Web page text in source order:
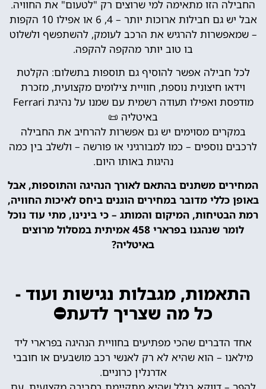
החבילה הזו מתאימה למי שרוצים רק "לטעום" את החוויה.
אבל יש גם חבילות ארוכות יותר – 4, 6 או אפילו 10 הקפות
– שמאפשרות להרגיש את הרכב לעומק, להשתפשף ולשלוט
בו טוב יותר מהקפה להקפה.
לכל חבילה אפשר להוסיף גם תוספות בתשלום: הקלטת
וידאו חיצונית נוספת, חוויית צילומים מקצועית, מזכרת
מודפסת ואפילו תעודה רשמית עם שמנו על נהיגת Ferrari
באיטליה 📜
במקרים מסוימים יש גם אפשרות להרחיב את החבילה
לרכבים נוספים – כמו למבורגיני או פורשה – ולשלב בין כמה
נהיגות באותו היום.
המחירים משתנים בהתאם לאורך הנהיגה והתוספות, אבל
באופן כללי מדובר במחירים הוגנים ביחס לאיכות החוויה,
רמת הבטיחות, המיקום והמותג – כי בינינו, מתי עוד נוכל
לומר שנהגנו בפרארי 458 אמיתית במסלול מרוצים
באיטליה?
התאמות, מגבלות נגישות ועוד -
כל מה שצריך לדעת⛔
אחד הדברים שהכי מפתיעים בחוויית הנהיגה בפרארי ליד
מילאנו – הוא שהיא לא רק לאנשי רכב מושבעים או חובבי
אדרנלין כרוניים.